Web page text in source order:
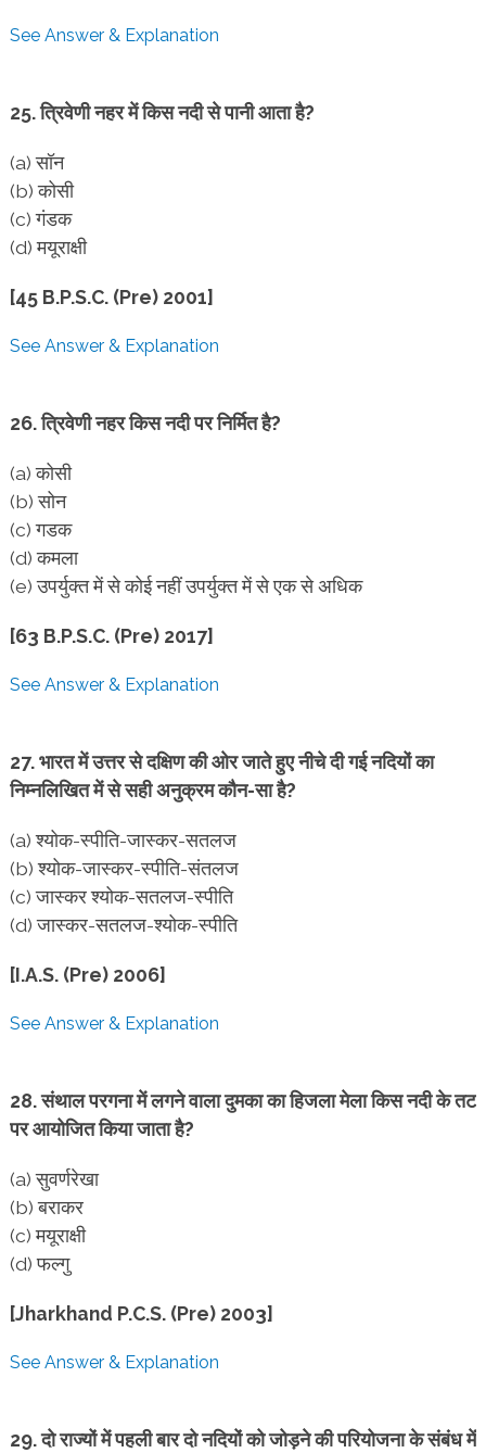
See Answer & Explanation
25. त्रिवेणी नहर में किस नदी से पानी आता है?
(a) सॉन
(b) कोसी
(c) गंडक
(d) मयूराक्षी
[45 B.P.S.C. (Pre) 2001]
See Answer & Explanation
26. त्रिवेणी नहर किस नदी पर निर्मित है?
(a) कोसी
(b) सोन
(c) गडक
(d) कमला
(e) उपर्युक्त में से कोई नहीं उपर्युक्त में से एक से अधिक
[63 B.P.S.C. (Pre) 2017]
See Answer & Explanation
27. भारत में उत्तर से दक्षिण की ओर जाते हुए नीचे दी गई नदियों का
निम्नलिखित में से सही अनुक्रम कौन-सा है?
(a) श्योक-स्पीति-जास्कर-सतलज
(b) श्योक-जास्कर-स्पीति-संतलज
(c) जास्कर श्योक-सतलज-स्पीति
(d) जास्कर-सतलज-श्योक-स्पीति
[I.A.S. (Pre) 2006]
See Answer & Explanation
28. संथाल परगना में लगने वाला दुमका का हिजला मेला किस नदी के तट
पर आयोजित किया जाता है?
(a) सुवर्णरेखा
(b) बराकर
(c) मयूराक्षी
(d) फल्गु
[Jharkhand P.C.S. (Pre) 2003]
See Answer & Explanation
29. दो राज्यों में पहली बार दो नदियों को जोड़ने की परियोजना के संबंध में